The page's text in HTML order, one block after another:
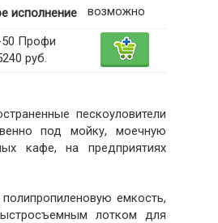
исполнение
возможно
Профи
руб.
пескоуловители
под мойку, моечную
кафе, на предприятиях
емкость,
лотком для